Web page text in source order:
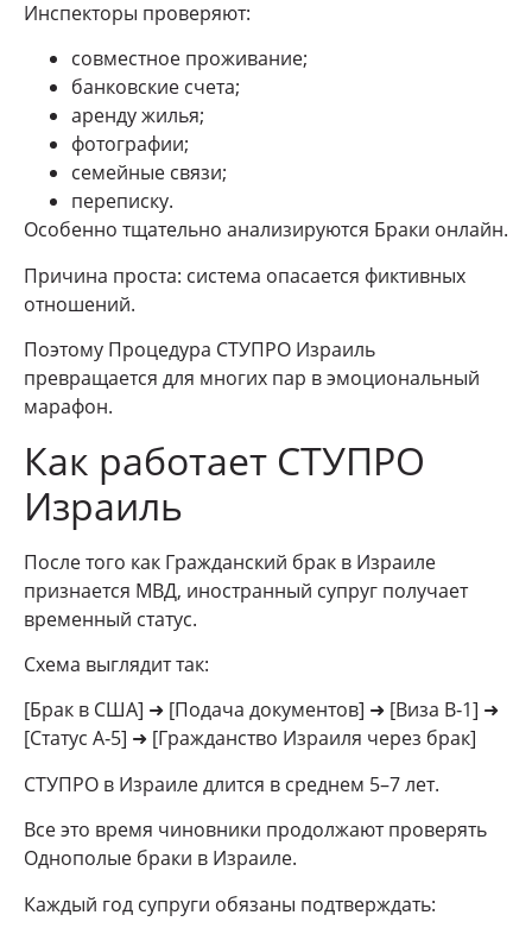
Инспекторы проверяют:
совместное проживание;
банковские счета;
аренду жилья;
фотографии;
семейные связи;
переписку.
Особенно тщательно анализируются Браки онлайн.
Причина проста: система опасается фиктивных
отношений.
Поэтому Процедура СТУПРО Израиль
превращается для многих пар в эмоциональный
марафон.
Как работает СТУПРО
Израиль
После того как Гражданский брак в Израиле
признается МВД, иностранный супруг получает
временный статус.
Схема выглядит так:
[Брак в США] ➜ [Подача документов] ➜ [Виза B‑1] ➜
[Статус A‑5] ➜ [Гражданство Израиля через брак]
СТУПРО в Израиле длится в среднем 5–7 лет.
Все это время чиновники продолжают проверять
Однополые браки в Израиле.
Каждый год супруги обязаны подтверждать: